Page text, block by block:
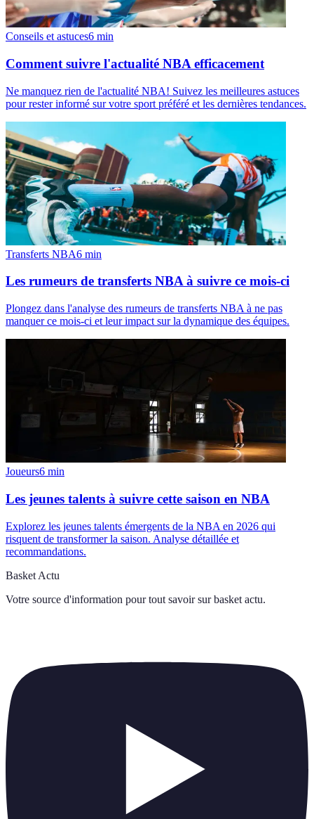
Conseils et astuces6 min
Comment suivre l'actualité NBA efficacement
Ne manquez rien de l'actualité NBA! Suivez les meilleures astuces
pour rester informé sur votre sport préféré et les dernières tendances.
Transferts NBA6 min
Les rumeurs de transferts NBA à suivre ce mois-ci
Plongez dans l'analyse des rumeurs de transferts NBA à ne pas
manquer ce mois-ci et leur impact sur la dynamique des équipes.
Joueurs6 min
Les jeunes talents à suivre cette saison en NBA
Explorez les jeunes talents émergents de la NBA en 2026 qui
risquent de transformer la saison. Analyse détaillée et
recommandations.
Basket Actu
Votre source d'information pour tout savoir sur basket actu.